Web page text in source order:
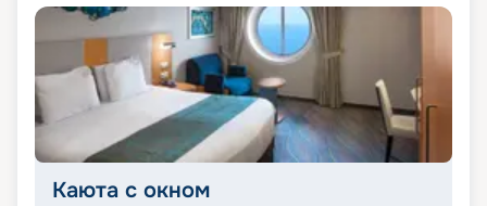
Каюта с окном